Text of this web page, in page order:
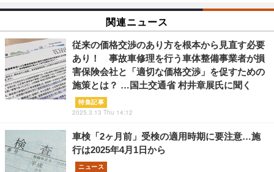
関連ニュース
従来の価格交渉のあり方を根本から見直す必要
あり！ 事故車修理を行う車体整備事業者が損
害保険会社と「適切な価格交渉」を促すための
施策とは？ …国土交通省 村井章展氏に聞く
特集記事
2025.3.13 Thu 14:12
車検「2ヶ月前」受検の適用時期に要注意…施
行は2025年4月1日から
ニュース